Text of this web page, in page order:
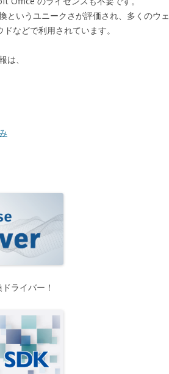
いうユニークさが評価され、多くのウェ
などで利用されています。
、
ライバー！